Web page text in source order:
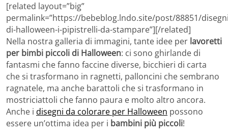
[related layout=”big”
permalink=”https://bebeblog.lndo.site/post/88851/
di-halloween-i-pipistrelli-da-stampare”][/related]
Nella nostra galleria di immagini, tante idee per lavoretti
per bimbi piccoli di Halloween: ci sono ghirlande di
fantasmi che fanno faccine diverse, bicchieri di carta
che si trasformano in ragnetti, palloncini che sembrano
ragnatele, ma anche barattoli che si trasformano in
mostriciattoli che fanno paura e molto altro ancora.
Anche i disegni da colorare per Halloween possono
essere un’ottima idea per i bambini più piccoli!